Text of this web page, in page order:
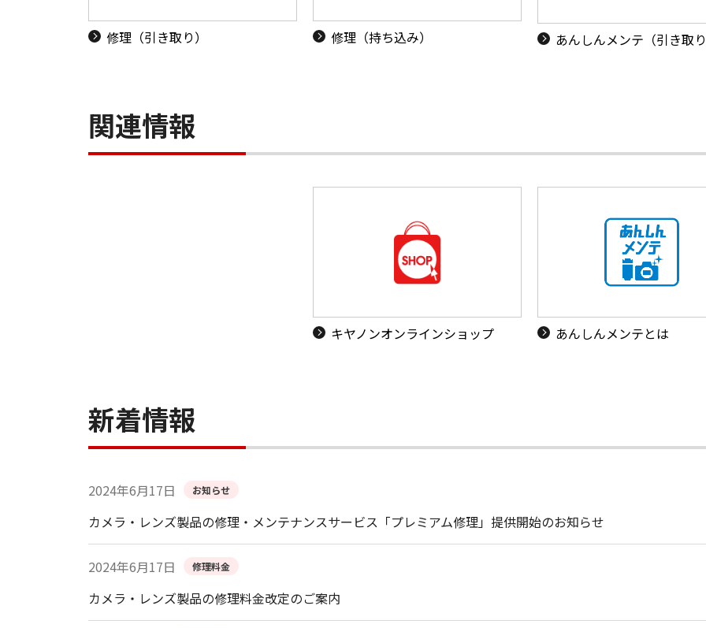
修理（引き取り） 修理（持ち込み） あんしんメンテ（引き取
関連情報
キヤノンオンラインショップ あんしんメンテとは
新着情報
2024年6月17日 お知らせ
カメラ・レンズ製品の修理・メンテナンスサービス「プレミアム修理」提供開始のお知らせ
2024年6月17日 修理料金
カメラ・レンズ製品の修理料金改定のご案内